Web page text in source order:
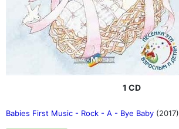
1 CD
Babies First Music - Rock - A - Bye Baby (2017)